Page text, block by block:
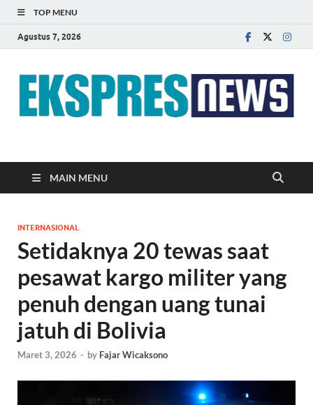
TOP MENU
Agustus 7, 2026
EKSPRES NEWS
MAIN MENU
INTERNASIONAL
Setidaknya 20 tewas saat
pesawat kargo militer yang
penuh dengan uang tunai
jatuh di Bolivia
Maret 3, 2026 - by Fajar Wicaksono